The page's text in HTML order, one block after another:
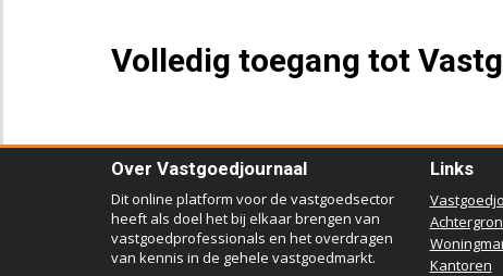
Volledig toegang tot
Over Vastgoedjournaal
Dit online platform voor de vastgoedsector
heeft als doel het bij elkaar brengen van
vastgoedprofessionals en het overdragen
van kennis in de gehele vastgoedmarkt.
Links
Kantoren